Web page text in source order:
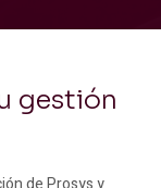
gestión